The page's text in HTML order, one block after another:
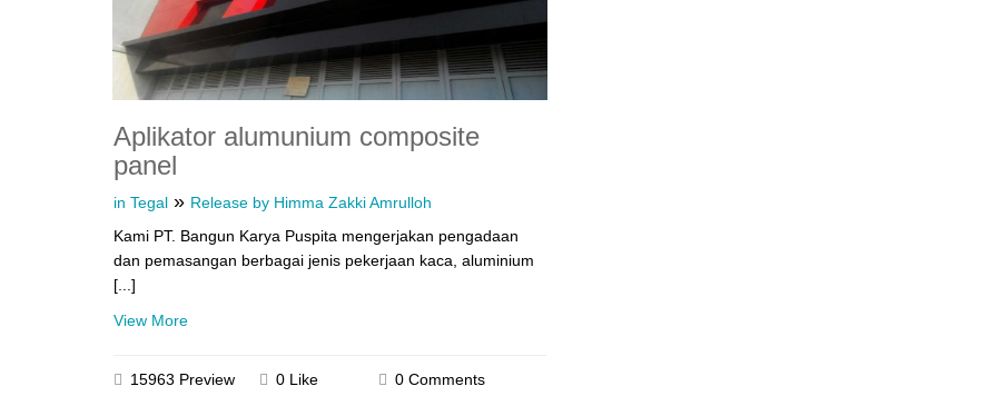
Aplikator alumunium composite
panel
in Tegal » Release by Himma Zakki Amrulloh
Kami PT. Bangun Karya Puspita mengerjakan pengadaan
dan pemasangan berbagai jenis pekerjaan kaca, aluminium
[...]
View More
15963 Preview 0 Like 0 Comments